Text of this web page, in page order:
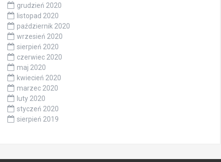
grudzień 2020
listopad 2020
październik 2020
wrzesień 2020
sierpień 2020
czerwiec 2020
maj 2020
kwiecień 2020
marzec 2020
luty 2020
styczeń 2020
sierpień 2019